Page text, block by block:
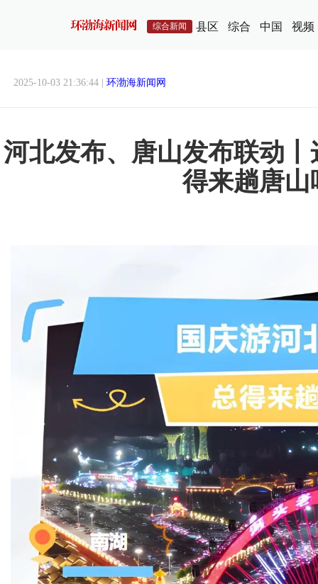
综合新闻 县区 综合 中国 视频
2025-10-03 21:36:44 | 环渤海新闻网
河北发布、唐山发布联动
得来趟唐山